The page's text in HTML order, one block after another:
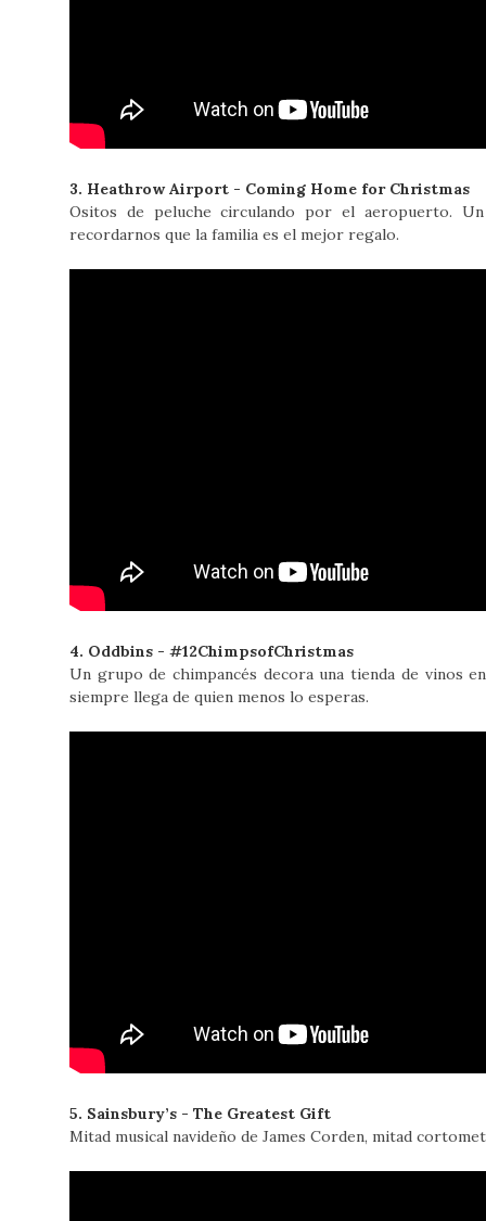
3. Heathrow Airport - Coming Home for Christmas
Ositos de peluche circulando por el aeropuerto.
recordarnos que la familia es el mejor regalo.
4. Oddbins - #12ChimpsofChristmas
Un grupo de chimpancés decora una tienda de vinos
siempre llega de quien menos lo esperas.
5. Sainsbury’s - The Greatest Gift
Mitad musical navideño de James Corden, mitad